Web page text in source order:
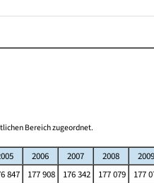
Bereich zugeordnet.
2006 2007 2008
2009
847 177 908 176 342 177 079
177